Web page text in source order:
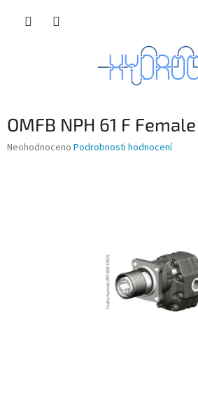
OMFB NPH 61 F Female
Průměrné
Neohodnoceno Podrobnosti hodnocení